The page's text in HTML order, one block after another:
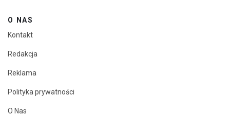
O NAS
Kontakt
Redakcja
Reklama
Polityka prywatności
O Nas